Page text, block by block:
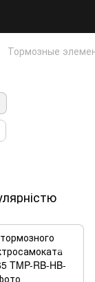
Тормозные